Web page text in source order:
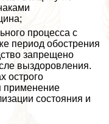
процесса с
период обострения
запрещено
выздоровления.
острого
применение
состояния и